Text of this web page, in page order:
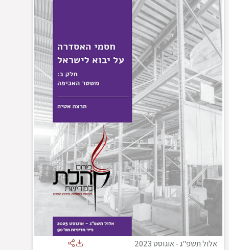
אלול תשפ"ג-אוגוסט 2023